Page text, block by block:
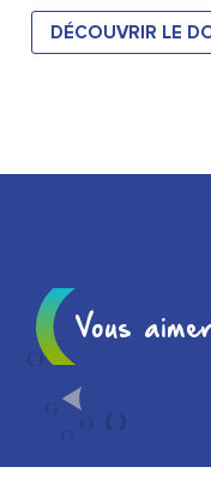
DÉCOUVRIR LE
Vous